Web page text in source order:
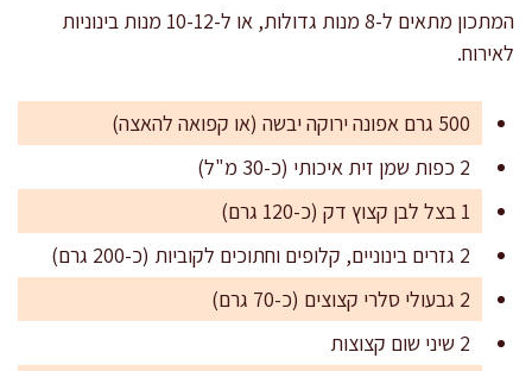
המתכון מתאים ל-8 מנות גדולות, או ל-10-12 מנות בינוניות
לאירוח.
500 גרם אפונה ירוקה יבשה (או קפואה להאצה)
2 כפות שמן זית איכותי (כ-30 מ"ל)
1 בצל לבן קצוץ דק (כ-120 גרם)
2 גזרים בינוניים, קלופים וחתוכים לקוביות (כ-200 גרם)
2 גבעולי סלרי קצוצים (כ-70 גרם)
2 שיני שום קצוצות